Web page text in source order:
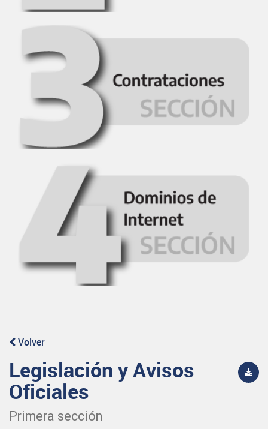
Volver
Legislación y Avisos
Oficiales
Primera sección